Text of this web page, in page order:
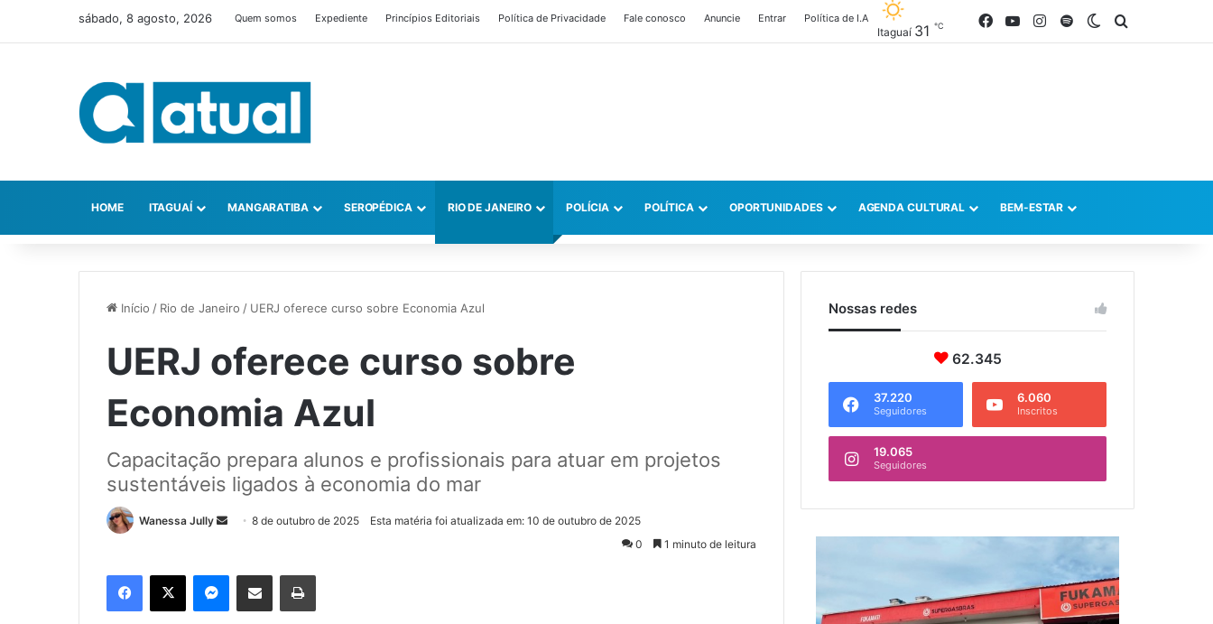
sábado, 8 agosto, 2026 Quem somos Expediente Princípios Editoriais Política de Privacidade Fale conosco Anuncie Entrar Política de I.A
Itaguaí 31 ℃ FacebookYouTubeInstagram
SpotifySwitch skin
HOME ITAGUAÍ MANGARATIBA SEROPÉDICA RIO DE JANEIRO POLÍCIA POLÍTICA OPORTUNIDADES AGENDA CULTURAL BEM-ESTAR
Início / Rio de Janeiro / UERJ oferece curso sobre Economia Azul
UERJ oferece curso sobre
Economia Azul
Capacitação prepara alunos e profissionais para atuar em projetos
sustentáveis ligados à economia do mar
Wanessa Jully
e
8 de outubro de 2025
Esta matéria foi atualizada em: 10 de outubro de 2025
0
1 minuto de leitura
Nossas redes
62.345
37.220
Seguidores
6.060
Inscritos
19.065
Seguidores